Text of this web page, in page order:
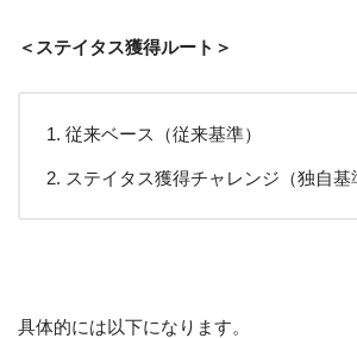
＜ステイタス獲得ルート＞
従来ベース（従来基準）
ステイタス獲得チャレンジ（独自基
具体的には以下になります。